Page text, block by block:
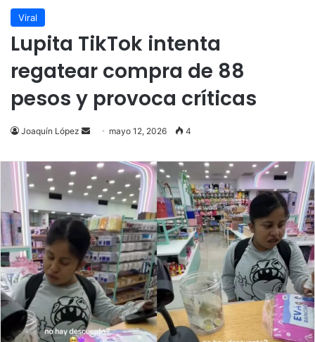
Viral
Lupita TikTok intenta
regatear compra de 88
pesos y provoca críticas
Joaquín López
Send
email
mayo 12, 2026 4